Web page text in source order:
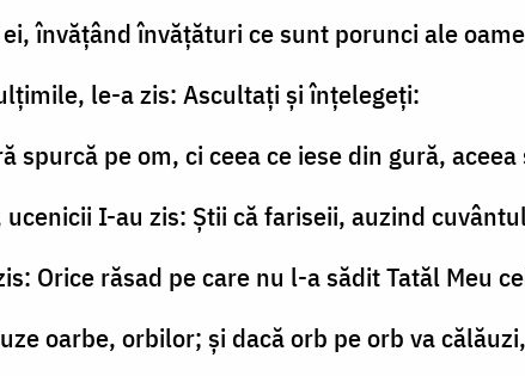
învăţând învăţături ce sunt porunci ale
le-a zis: Ascultaţi şi înţelegeţi:
spurcă pe om, ci ceea ce iese din gură,
I-au zis: Ştii că fariseii, auzind
Orice răsad pe care nu l-a sădit Tatăl Meu
oarbe, orbilor; şi dacă orb pe orb va